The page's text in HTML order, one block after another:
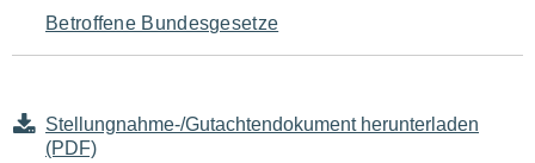
Betroffene Bundesgesetze
Stellungnahme-/Gutachtendokument herunterladen
(PDF)